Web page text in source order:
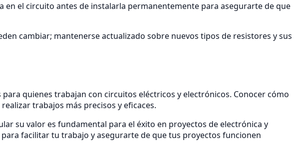
en el circuito antes de instalarla permanentemente para asegurarte de que
cambiar; mantenerse actualizado sobre nuevos tipos de resistores y sus
quienes trabajan con circuitos eléctricos y electrónicos. Conocer cómo
trabajos más precisos y eficaces.
su valor es fundamental para el éxito en proyectos de electrónica y
facilitar tu trabajo y asegurarte de que tus proyectos funcionen